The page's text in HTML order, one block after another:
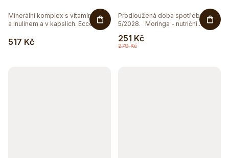
517 Kč
Minerální komplex s vitamínem C
a inulinem a v kapslích. Ecce...
279 Kč
251 Kč
Prodloužená doba spotřeby
5/2028. Moringa - nutriční...